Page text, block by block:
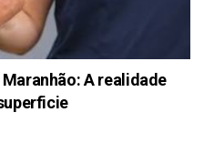
A realidade